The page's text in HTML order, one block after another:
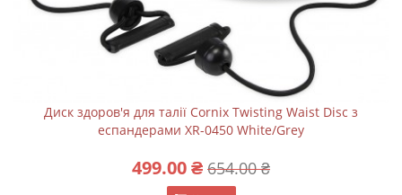
Диск здоров'я для талії Cornix Twisting Waist Disc з
еспандерами XR-0450 White/Grey
499.00 ₴ 654.00 ₴